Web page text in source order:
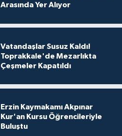
Arasında Yer Alıyor
Vatandaşlar Susuz Kaldı!
Toprakkale'de Mezarlıkta
Çeşmeler Kapatıldı
Erzin Kaymakamı Akpınar
Kur'an Kursu Öğrencileriyle
Buluştu